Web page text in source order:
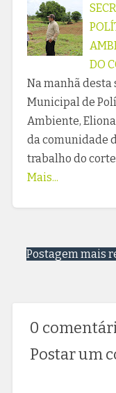
DO
Na manhã desta
Municipal de
Ambiente,
da comunidade
trabalho do
Mais...
Postagem mais
0
Postar um